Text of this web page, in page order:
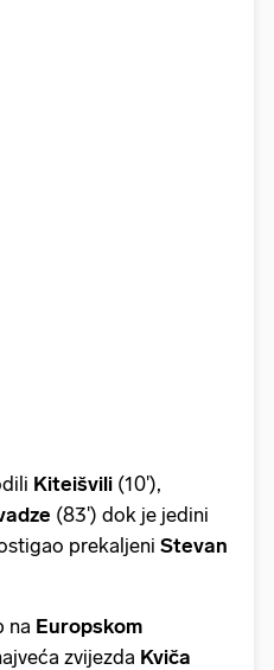
Kiteišvili (10'),
(83') dok je jedini
prekaljeni Stevan
na Europskom
zvijezda Kviča